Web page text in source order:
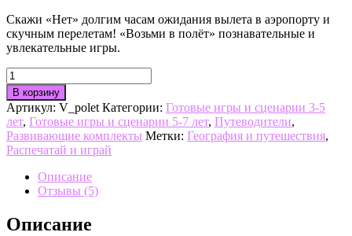
Скажи «Нет» долгим часам ожидания вылета в аэропорту и
скучным перелетам! «Возьми в полёт» познавательные и
увлекательные игры.
Количество
товара
Тематический
комплект
"Возьми
в
полёт"
В корзину
Артикул: V_polet Категории: Готовые игры и сценарии 3-5
лет, Готовые игры и сценарии 5-7 лет, Путеводители,
Развивающие комплекты Метки: География и путешествия,
Распечатай и играй
Описание
Отзывы (5)
Описание